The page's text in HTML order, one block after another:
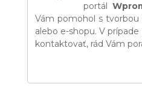
portál
Vám pomohol s tvorbou
alebo e-shopu. V
kontaktovať, rád Vám